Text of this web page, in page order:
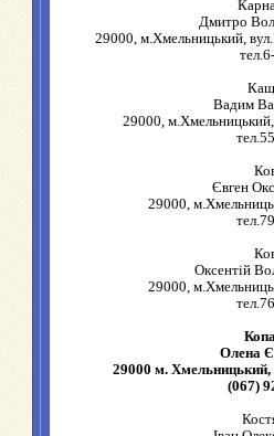
Дмитро
29000, м.Хмельницький,
Вадим
29000,
Євген
29000,
Оксентій
29000,
Олена
29000 м.
(067)